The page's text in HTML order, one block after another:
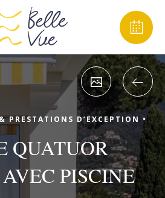
PRESTATIONS D’EXCEPTION •
QUATUOR
PISCINE